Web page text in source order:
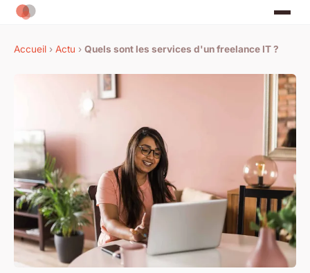
Accueil › Actu › Quels sont les services d'un freelance IT ?